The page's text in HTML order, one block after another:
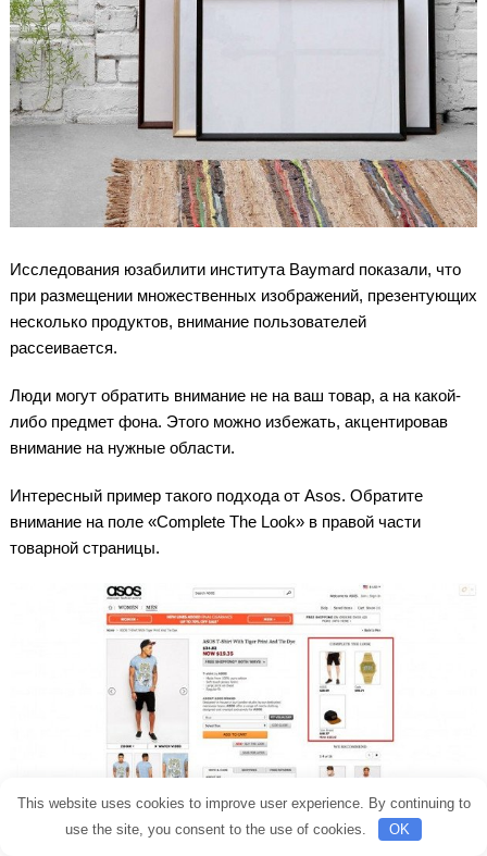
Исследования юзабилити института Baymard показали, что
при размещении множественных изображений, презентующих
несколько продуктов, внимание пользователей
рассеивается.
Люди могут обратить внимание не на ваш товар, а на какой-
либо предмет фона. Этого можно избежать, акцентировав
внимание на нужные области.
Интересный пример такого подхода от Asos. Обратите
внимание на поле «Complete The Look» в правой части
товарной страницы.
This website uses cookies to improve user experience. By continuing to
use the site, you consent to the use of cookies.
OK